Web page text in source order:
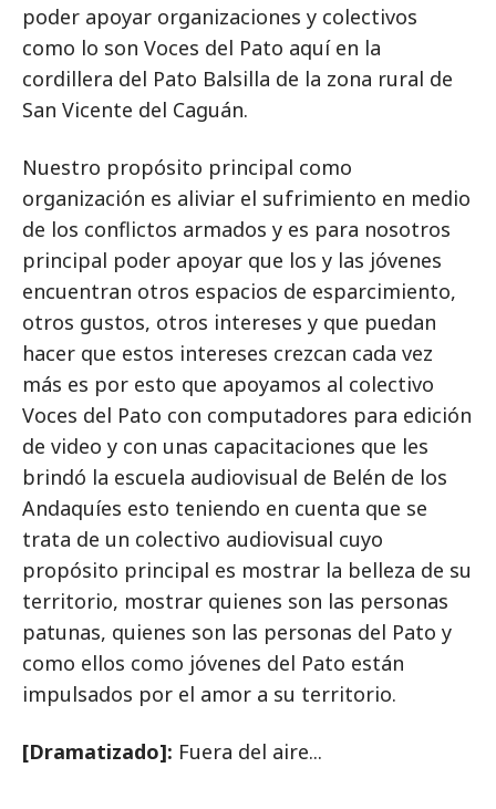
poder apoyar organizaciones y colectivos
como lo son Voces del Pato aquí en la
cordillera del Pato Balsilla de la zona rural de
San Vicente del Caguán.
Nuestro propósito principal como
organización es aliviar el sufrimiento en medio
de los conflictos armados y es para nosotros
principal poder apoyar que los y las jóvenes
encuentran otros espacios de esparcimiento,
otros gustos, otros intereses y que puedan
hacer que estos intereses crezcan cada vez
más es por esto que apoyamos al colectivo
Voces del Pato con computadores para edición
de video y con unas capacitaciones que les
brindó la escuela audiovisual de Belén de los
Andaquíes esto teniendo en cuenta que se
trata de un colectivo audiovisual cuyo
propósito principal es mostrar la belleza de su
territorio, mostrar quienes son las personas
patunas, quienes son las personas del Pato y
como ellos como jóvenes del Pato están
impulsados por el amor a su territorio.
[Dramatizado]: Fuera del aire...